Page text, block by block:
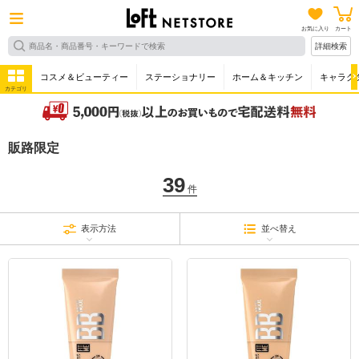
お気に入り カート
詳細検索
カテゴリ
コスメ＆ビューティー ステーショナリー ホーム＆キッチン キャラク
販路限定
39件
表示方法 並べ替え